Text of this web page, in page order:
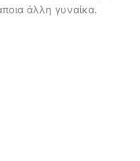
άλλη γυναίκα.